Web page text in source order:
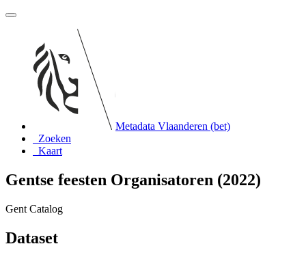
Metadata Vlaanderen (bet)
Zoeken
Kaart
Gentse feesten Organisatoren (2022)
Gent Catalog
Dataset